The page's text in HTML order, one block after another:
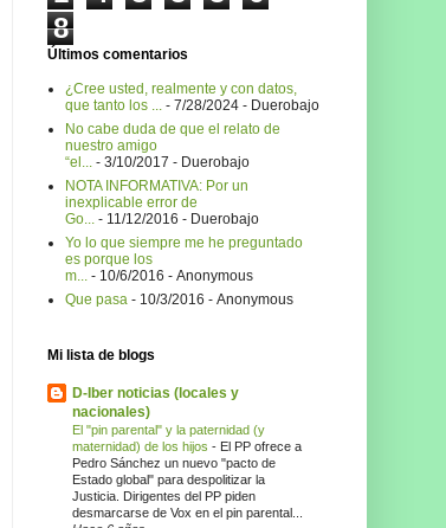
8
Últimos comentarios
¿Cree usted, realmente y con datos,
que tanto los ...
- 7/28/2024 - Duerobajo
No cabe duda de que el relato de
nuestro amigo
“el...
- 3/10/2017 - Duerobajo
NOTA INFORMATIVA: Por un
inexplicable error de
Go...
- 11/12/2016 - Duerobajo
Yo lo que siempre me he preguntado
es porque los
m...
- 10/6/2016 - Anonymous
Que pasa - 10/3/2016 - Anonymous
Mi lista de blogs
D-Iber noticias (locales y
nacionales)
El "pin parental" y la paternidad (y
maternidad) de los hijos - El PP ofrece a
Pedro Sánchez un nuevo "pacto de
Estado global" para despolitizar la
Justicia. Dirigentes del PP piden
desmarcarse de Vox en el pin parental...